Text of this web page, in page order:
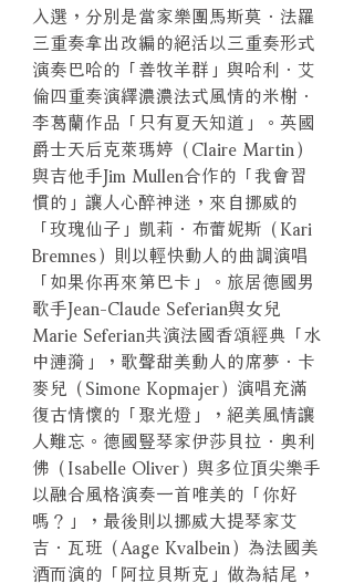
入選，分別是當家樂團馬斯莫．法羅
三重奏拿出改編的絕活以三重奏形式
演奏巴哈的「善牧羊群」與哈利．艾
倫四重奏演繹濃濃法式風情的米榭．
李葛蘭作品「只有夏天知道」。英國
爵士天后克萊瑪婷（Claire Martin）
與吉他手Jim Mullen合作的「我會習
慣的」讓人心醉神迷，來自挪威的
「玫瑰仙子」凱莉．布蕾妮斯（Kari
Bremnes）則以輕快動人的曲調演唱
「如果你再來第巴卡」。旅居德國男
歌手Jean-Claude Seferian與女兒
Marie Seferian共演法國香頌經典「水
中漣漪」，歌聲甜美動人的席夢．卡
麥兒（Simone Kopmajer）演唱充滿
復古情懷的「聚光燈」，絕美風情讓
人難忘。德國豎琴家伊莎貝拉．奧利
佛（Isabelle Oliver）與多位頂尖樂手
以融合風格演奏一首唯美的「你好
嗎？」，最後則以挪威大提琴家艾
吉．瓦班（Aage Kvalbein）為法國美
酒而演的「阿拉貝斯克」做為結尾，